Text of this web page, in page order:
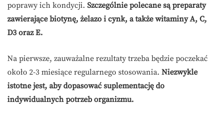
poprawy ich kondycji. Szczególnie polecane są preparaty
zawierające biotynę, żelazo i cynk, a także witaminy A, C,
D3 oraz E.
Na pierwsze, zauważalne rezultaty trzeba będzie poczekać
około 2-3 miesiące regularnego stosowania. Niezwykle
istotne jest, aby dopasować suplementację do
indywidualnych potrzeb organizmu.